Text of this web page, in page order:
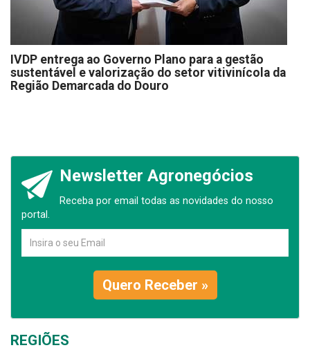
IVDP entrega ao Governo Plano para a gestão
sustentável e valorização do setor vitivinícola da
Região Demarcada do Douro
Newsletter Agronegócios
Receba por email todas as novidades do nosso
portal.
Quero Receber »
REGIÕES